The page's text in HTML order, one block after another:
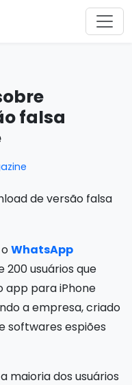
falsa
WhatsApp
usuários que
app para iPhone
a empresa, criado
softwares espiões
maioria dos usuários